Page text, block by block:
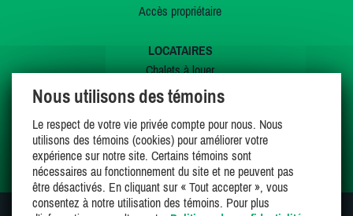
Accès propriétaire
LOCATAIRES
Chalets à louer
Chalets à vendre
Offres spéciales
Mes favoris
Nous utilisons des témoins
Le respect de votre vie privée compte pour nous. Nous
utilisons des témoins (cookies) pour améliorer votre
expérience sur notre site. Certains témoins sont
nécessaires au fonctionnement du site et ne peuvent pas
être désactivés. En cliquant sur « Tout accepter », vous
consentez à notre utilisation des témoins. Pour plus